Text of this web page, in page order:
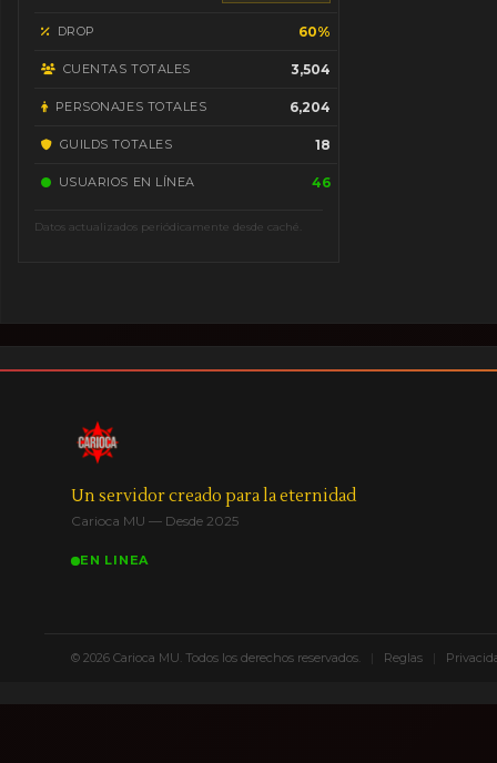
DROP 60%
CUENTAS TOTALES 3,504
PERSONAJES TOTALES 6,204
GUILDS TOTALES 18
USUARIOS EN LÍNEA 46
Datos actualizados periódicamente desde caché.
Un servidor creado para la eternidad
Carioca MU — Desde 2025
EN LINEA
© 2026 Carioca MU. Todos los derechos reservados. Reglas